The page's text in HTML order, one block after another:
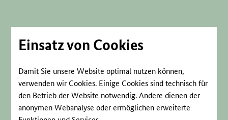
Einsatz von Cookies
Damit Sie unsere Website optimal nutzen können,
verwenden wir Cookies. Einige Cookies sind technisch für
den Betrieb der Website notwendig. Andere dienen der
anonymen Webanalyse oder ermöglichen erweiterte